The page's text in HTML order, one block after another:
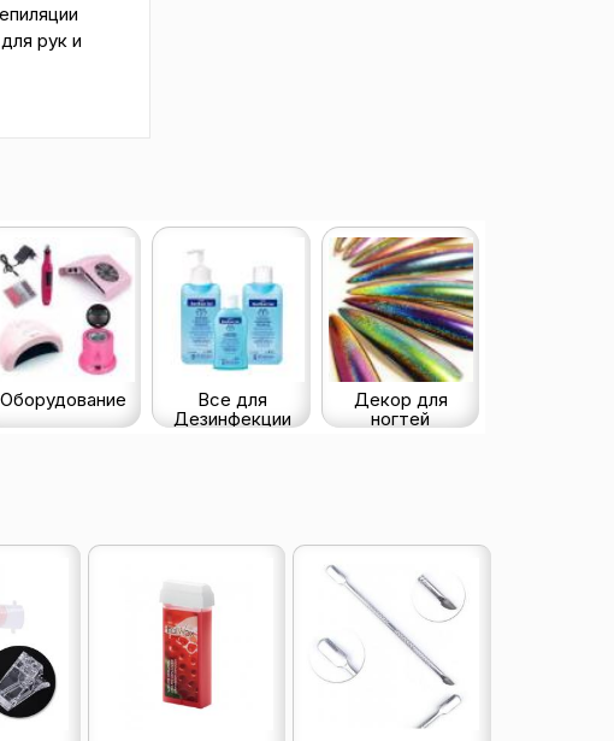
рук и
Оборудование
Все для
Дезинфекции
Декор для
ногтей